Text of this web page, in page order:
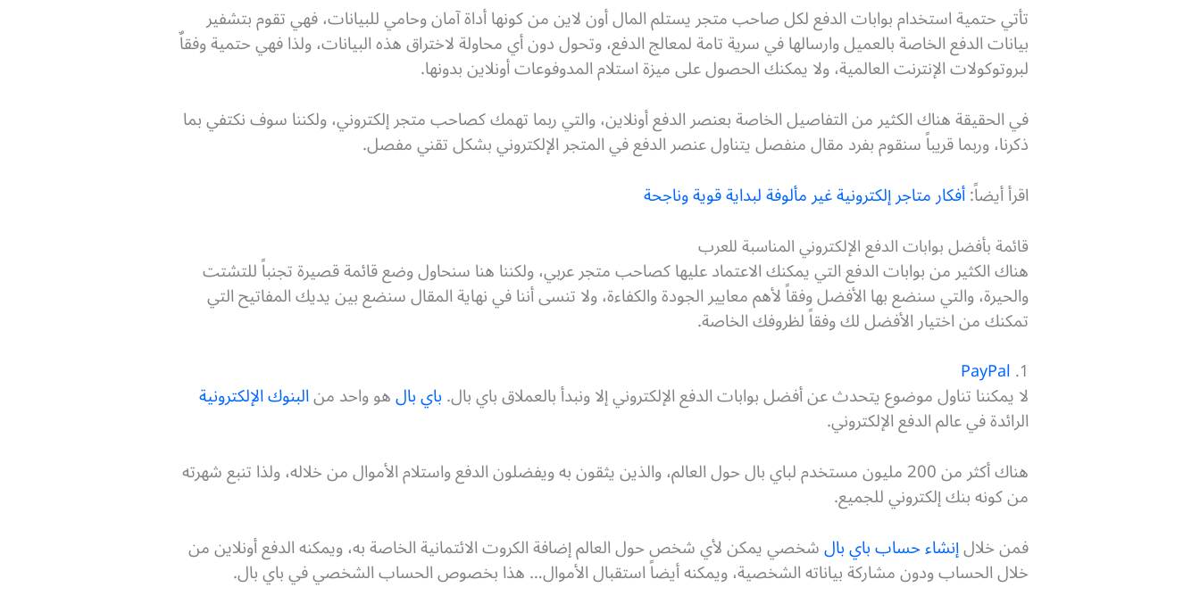
تأتي حتمية استخدام بوابات الدفع لكل صاحب متجر يستلم المال أون لاين من كونها أداة آمان وحامي للبيانات، فهي تقوم بتشفير
بيانات الدفع الخاصة بالعميل وارسالها في سرية تامة لمعالج الدفع، وتحول دون أي محاولة لاختراق هذه البيانات، ولذا فهي حتمية وفقاٌ
لبروتوكولات الإنترنت العالمية، ولا يمكنك الحصول على ميزة استلام المدوفوعات أونلاين بدونها.
في الحقيقة هناك الكثير من التفاصيل الخاصة بعنصر الدفع أونلاين، والتي ربما تهمك كصاحب متجر إلكتروني، ولكننا سوف نكتفي بما
ذكرنا، وربما قريباً سنقوم بفرد مقال منفصل يتناول عنصر الدفع في المتجر الإلكتروني بشكل تقني مفصل.
اقرأ أيضاً:أفكار متاجر إلكترونية غير مألوفة لبداية قوية وناجحة
قائمة بأفضل بوابات الدفع الإلكتروني المناسبة للعرب
هناك الكثير من بوابات الدفع التي يمكنك الاعتماد عليها كصاحب متجر عربي، ولكننا هنا سنحاول وضع قائمة قصيرة تجنباً للتشتت
والحيرة، والتي سنضع بها الأفضل وفقاً لأهم معايير الجودة والكفاءة، ولا تنسى أننا في نهاية المقال سنضع بين يديك المفاتيح التي
تمكنك من اختيار الأفضل لك وفقاً لظروفك الخاصة.
1.
PayPal
لا يمكننا تناول موضوع يتحدث عن أفضل بوابات الدفع الإلكتروني إلا ونبدأ بالعملاق باي بال.باي بالهو واحد منالبنوك الإلكترونية
الرائدة في عالم الدفع الإلكتروني.
هناك أكثر من 200 مليون مستخدم لباي بال حول العالم، والذين يثقون به ويفضلون الدفع واستلام الأموال من خلاله، ولذا تنبع شهرته
من كونه بنك إلكتروني للجميع.
فمن خلالإنشاء حساب باي بالشخصي يمكن لأي شخص حول العالم إضافة الكروت الائتمانية الخاصة به، ويمكنه الدفع أونلاين من
خلال الحساب ودون مشاركة بياناته الشخصية، ويمكنه أيضاً استقبال الأموال… هذا بخصوص الحساب الشخصي في باي بال.